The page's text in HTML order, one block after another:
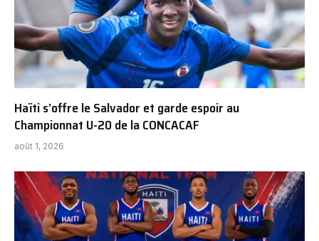
Haïti s’offre le Salvador et garde espoir au
Championnat U-20 de la CONCACAF
août 1, 2026